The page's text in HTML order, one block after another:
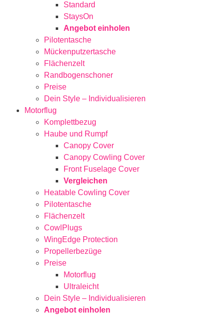
Standard
StaysOn
Angebot einholen
Pilotentasche
Mückenputzertasche
Flächenzelt
Randbogenschoner
Preise
Dein Style – Individualisieren
Motorflug
Komplettbezug
Haube und Rumpf
Canopy Cover
Canopy Cowling Cover
Front Fuselage Cover
Vergleichen
Heatable Cowling Cover
Pilotentasche
Flächenzelt
CowlPlugs
WingEdge Protection
Propellerbezüge
Preise
Motorflug
Ultraleicht
Dein Style – Individualisieren
Angebot einholen